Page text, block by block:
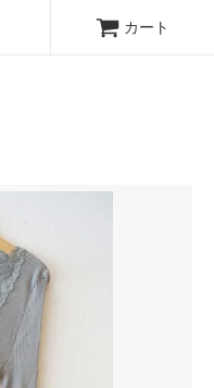
カート